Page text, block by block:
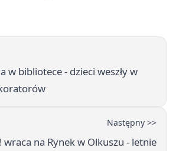
w bibliotece - dzieci weszły w
Następny >>
na Rynek w Olkuszu - letnie